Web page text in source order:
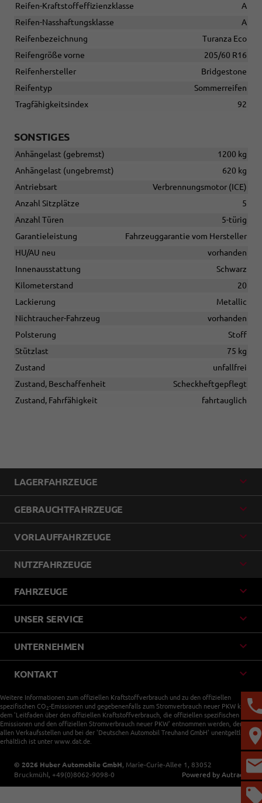
Reifen-Kraftstoffeffizienzklasse
A
Reifen-Nasshaftungsklasse
A
Reifenbezeichnung
Turanza Eco
Reifengröße vorne
205/60 R16
Reifenhersteller
Bridgestone
Reifentyp
Sommerreifen
Tragfähigkeitsindex
92
SONSTIGES
Anhängelast (gebremst)
1200 kg
Anhängelast (ungebremst)
620 kg
Antriebsart
Verbrennungsmotor (ICE)
Anzahl Sitzplätze
5
Anzahl Türen
5-türig
Garantieleistung
Fahrzeuggarantie vom Hersteller
HU/AU neu
vorhanden
Innenausstattung
Schwarz
Kilometerstand
20
Lackierung
Metallic
Nichtraucher-Fahrzeug
vorhanden
Polsterung
Stoff
Stützlast
75 kg
Zustand
unfallfrei
Zustand, Beschaffenheit
Scheckheftgepflegt
Zustand, Fahrfähigkeit
fahrtauglich
LAGERFAHRZEUGE
GEBRAUCHTFAHRZEUGE
VORLAUFFAHRZEUGE
NUTZFAHRZEUGE
FAHRZEUGE
UNSER SERVICE
UNTERNEHMEN
KONTAKT
Weitere Informationen zum offiziellen Kraftstoffverbrauch und zu den offiziellen
spezifischen CO 2-Emissionen und gegebenenfalls zum Stromverbrauch neuer PKW können
dem 'Leitfaden über den offiziellen Kraftstoffverbrauch, die offiziellen spezifischen CO
Emissionen und den offiziellen Stromverbrauch neuer PKW' entnommen werden, der an
allen Verkaufsstellen und bei der 'Deutschen Automobil Treuhand GmbH' unentgeltlich
erhältlich ist unter www.dat.de.
© 2026 Huber Automobile GmbH, Marie-Curie-Allee 1 , 83052
Bruckmühl, +49(0)8062-9098-0 Powered by Autrado